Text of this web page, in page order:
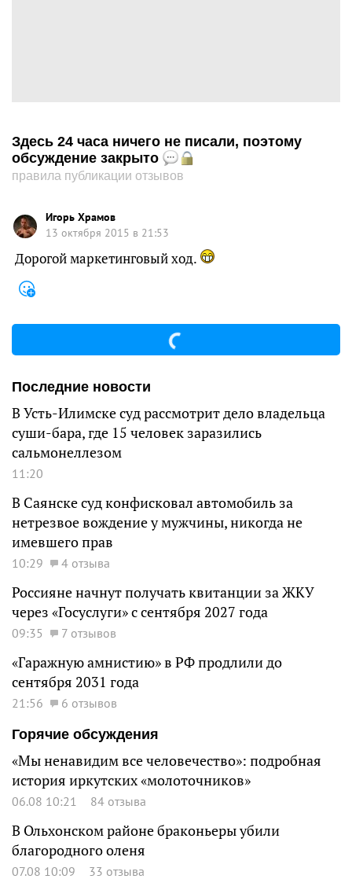
Здесь 24 часа ничего не писали, поэтому
обсуждение закрыто
правила публикации отзывов
Игорь Храмов
13 октября 2015 в 21:53
Дорогой маркетинговый ход.
Последние новости
В Усть-Илимске суд рассмотрит дело владельца
суши-бара, где 15 человек заразились
сальмонеллезом
11:20
В Саянске суд конфисковал автомобиль за
нетрезвое вождение у мужчины, никогда не
имевшего прав
10:29 4 отзыва
Россияне начнут получать квитанции за ЖКУ
через «Госуслуги» с сентября 2027 года
09:35 7 отзывов
«Гаражную амнистию» в РФ продлили до
сентября 2031 года
21:56
6 отзывов
Горячие обсуждения
«Мы ненавидим все человечество»: подробная
история иркутских «молоточников»
06.08 10:21 84 отзыва
В Ольхонском районе браконьеры убили
благородного оленя
07.08 10:09 33 отзыва